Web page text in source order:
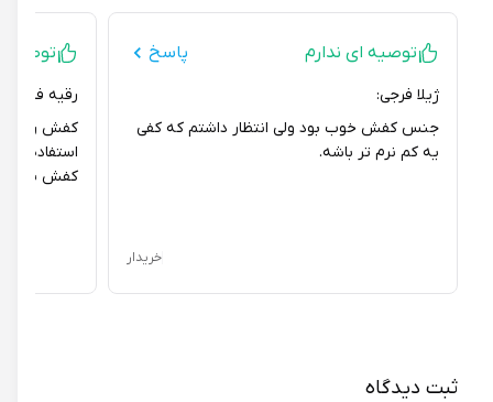
ثبت دیدگاه
توصیه ای ندارم پاسخ
ژیلا فرجی:
جنس کفش خوب بود ولی انتظار داشتم که کفی
یه کم نرم تر باشه.
خریدار
توصیه ای
رقیه فضلعلی:
استفاده
کفش با دوام